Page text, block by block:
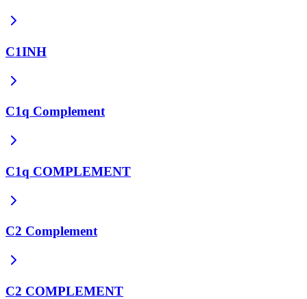
C1INH
C1q Complement
C1q COMPLEMENT
C2 Complement
C2 COMPLEMENT